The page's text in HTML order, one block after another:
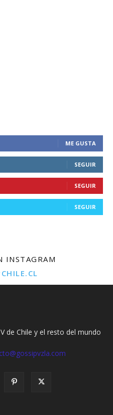
ME GUSTA
SEGUIR
SEGUIR
SEGUIR
INSTAGRAM
de Chile y el resto del mundo